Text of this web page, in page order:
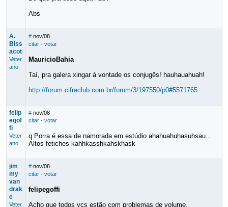
Abs
A.
Biss
acot
Veter
ano
# nov/08
citar· votar
MauricioBahia
Taí, pra galera xingar à vontade os conjugês! hauhauahuah!
http://forum.cifraclub.com.br/forum/3/197550/p0#5571765
felip
egof
fi
Veter
ano
# nov/08
citar· votar
q Porra é essa de namorada em estúdio ahahuahuhasuhsau...
Altos fetiches kahhkasshkahskhask
jim
my
van
drak
e
Veter
# nov/08
citar· votar
felipegoffi
Acho que todos vcs estão com problemas de volume.